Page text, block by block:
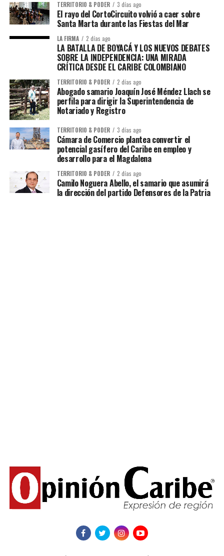
TERRITORIO & PODER 3 días ago
El rayo del CortoCircuito volvió a caer sobre
Santa Marta durante las Fiestas del Mar
LA FIRMA 2 días ago
LA BATALLA DE BOYACÁ Y LOS NUEVOS DEBATES
SOBRE LA INDEPENDENCIA: UNA MIRADA
CRÍTICA DESDE EL CARIBE COLOMBIANO
TERRITORIO & PODER 2 días ago
Abogado samario Joaquín José Méndez Llach se
perfila para dirigir la Superintendencia de
Notariado y Registro
TERRITORIO & PODER 3 días ago
Cámara de Comercio plantea convertir el
potencial gasífero del Caribe en empleo y
desarrollo para el Magdalena
TERRITORIO & PODER 2 días ago
Camilo Noguera Abello, el samario que asumirá
la dirección del partido Defensores de la Patria